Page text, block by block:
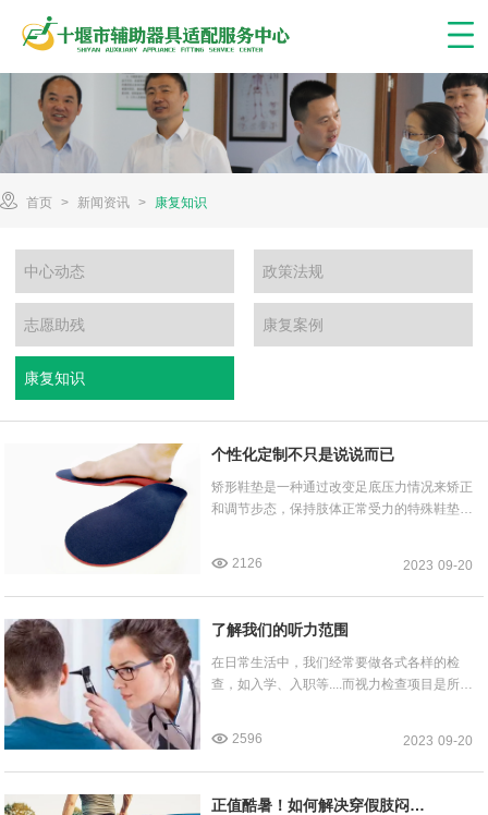
首页 > 新闻资讯 > 康复知识
中心动态 政策法规
志愿助残 康复案例
康复知识
个性化定制不只是说说而已
矫形鞋垫是一种通过改变足底压力情况来矫正
和调节步态，保持肢体正常受力的特殊鞋垫。
足部问题。 由于每个人的足部形状大小都不一
样，当遇到足部问题时，个性化定制的矫形鞋
垫就成为最适用的解决办法！
2126 2023 09-20
了解我们的听力范围
在日常生活中，我们经常要做各式各样的检
查，如入学、入职等....而视力检查项目是所有
上，听力与视力一样重要，如果听力受损，我
们所负面影响并不亚于视力。但是，您知道自
己的听力范围是多少吗？
2596 2023 09-20
正值酷暑！如何解决穿假肢闷